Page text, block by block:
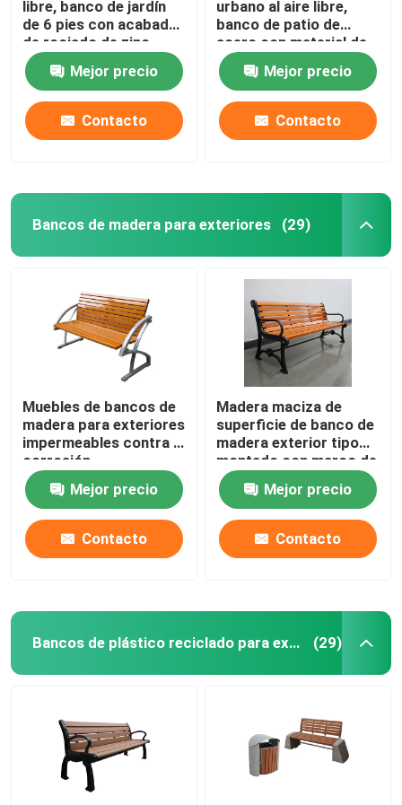
libre, banco de jardín
de 6 pies con acabado
de rociado de zinc.
Mejor precio
Contacto
urbano al aire libre,
banco de patio de
acero con material de
hierro fundido de acero
suave Mejor precio
Contacto
Bancos de madera para exteriores (29)
Muebles de bancos de
madera para exteriores
impermeables contra la
corrosión
Mejor precio
Contacto
Madera maciza de
superficie de banco de
madera exterior tipo
montado con marco de
acero negro
Mejor precio
Contacto
Bancos de plástico reciclado para exteriores (29)